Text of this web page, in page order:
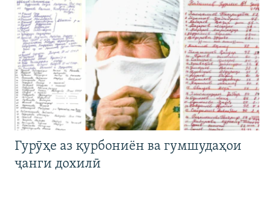
Гурӯҳе аз қурбониён ва гумшудаҳои
ҷанги дохилӣ